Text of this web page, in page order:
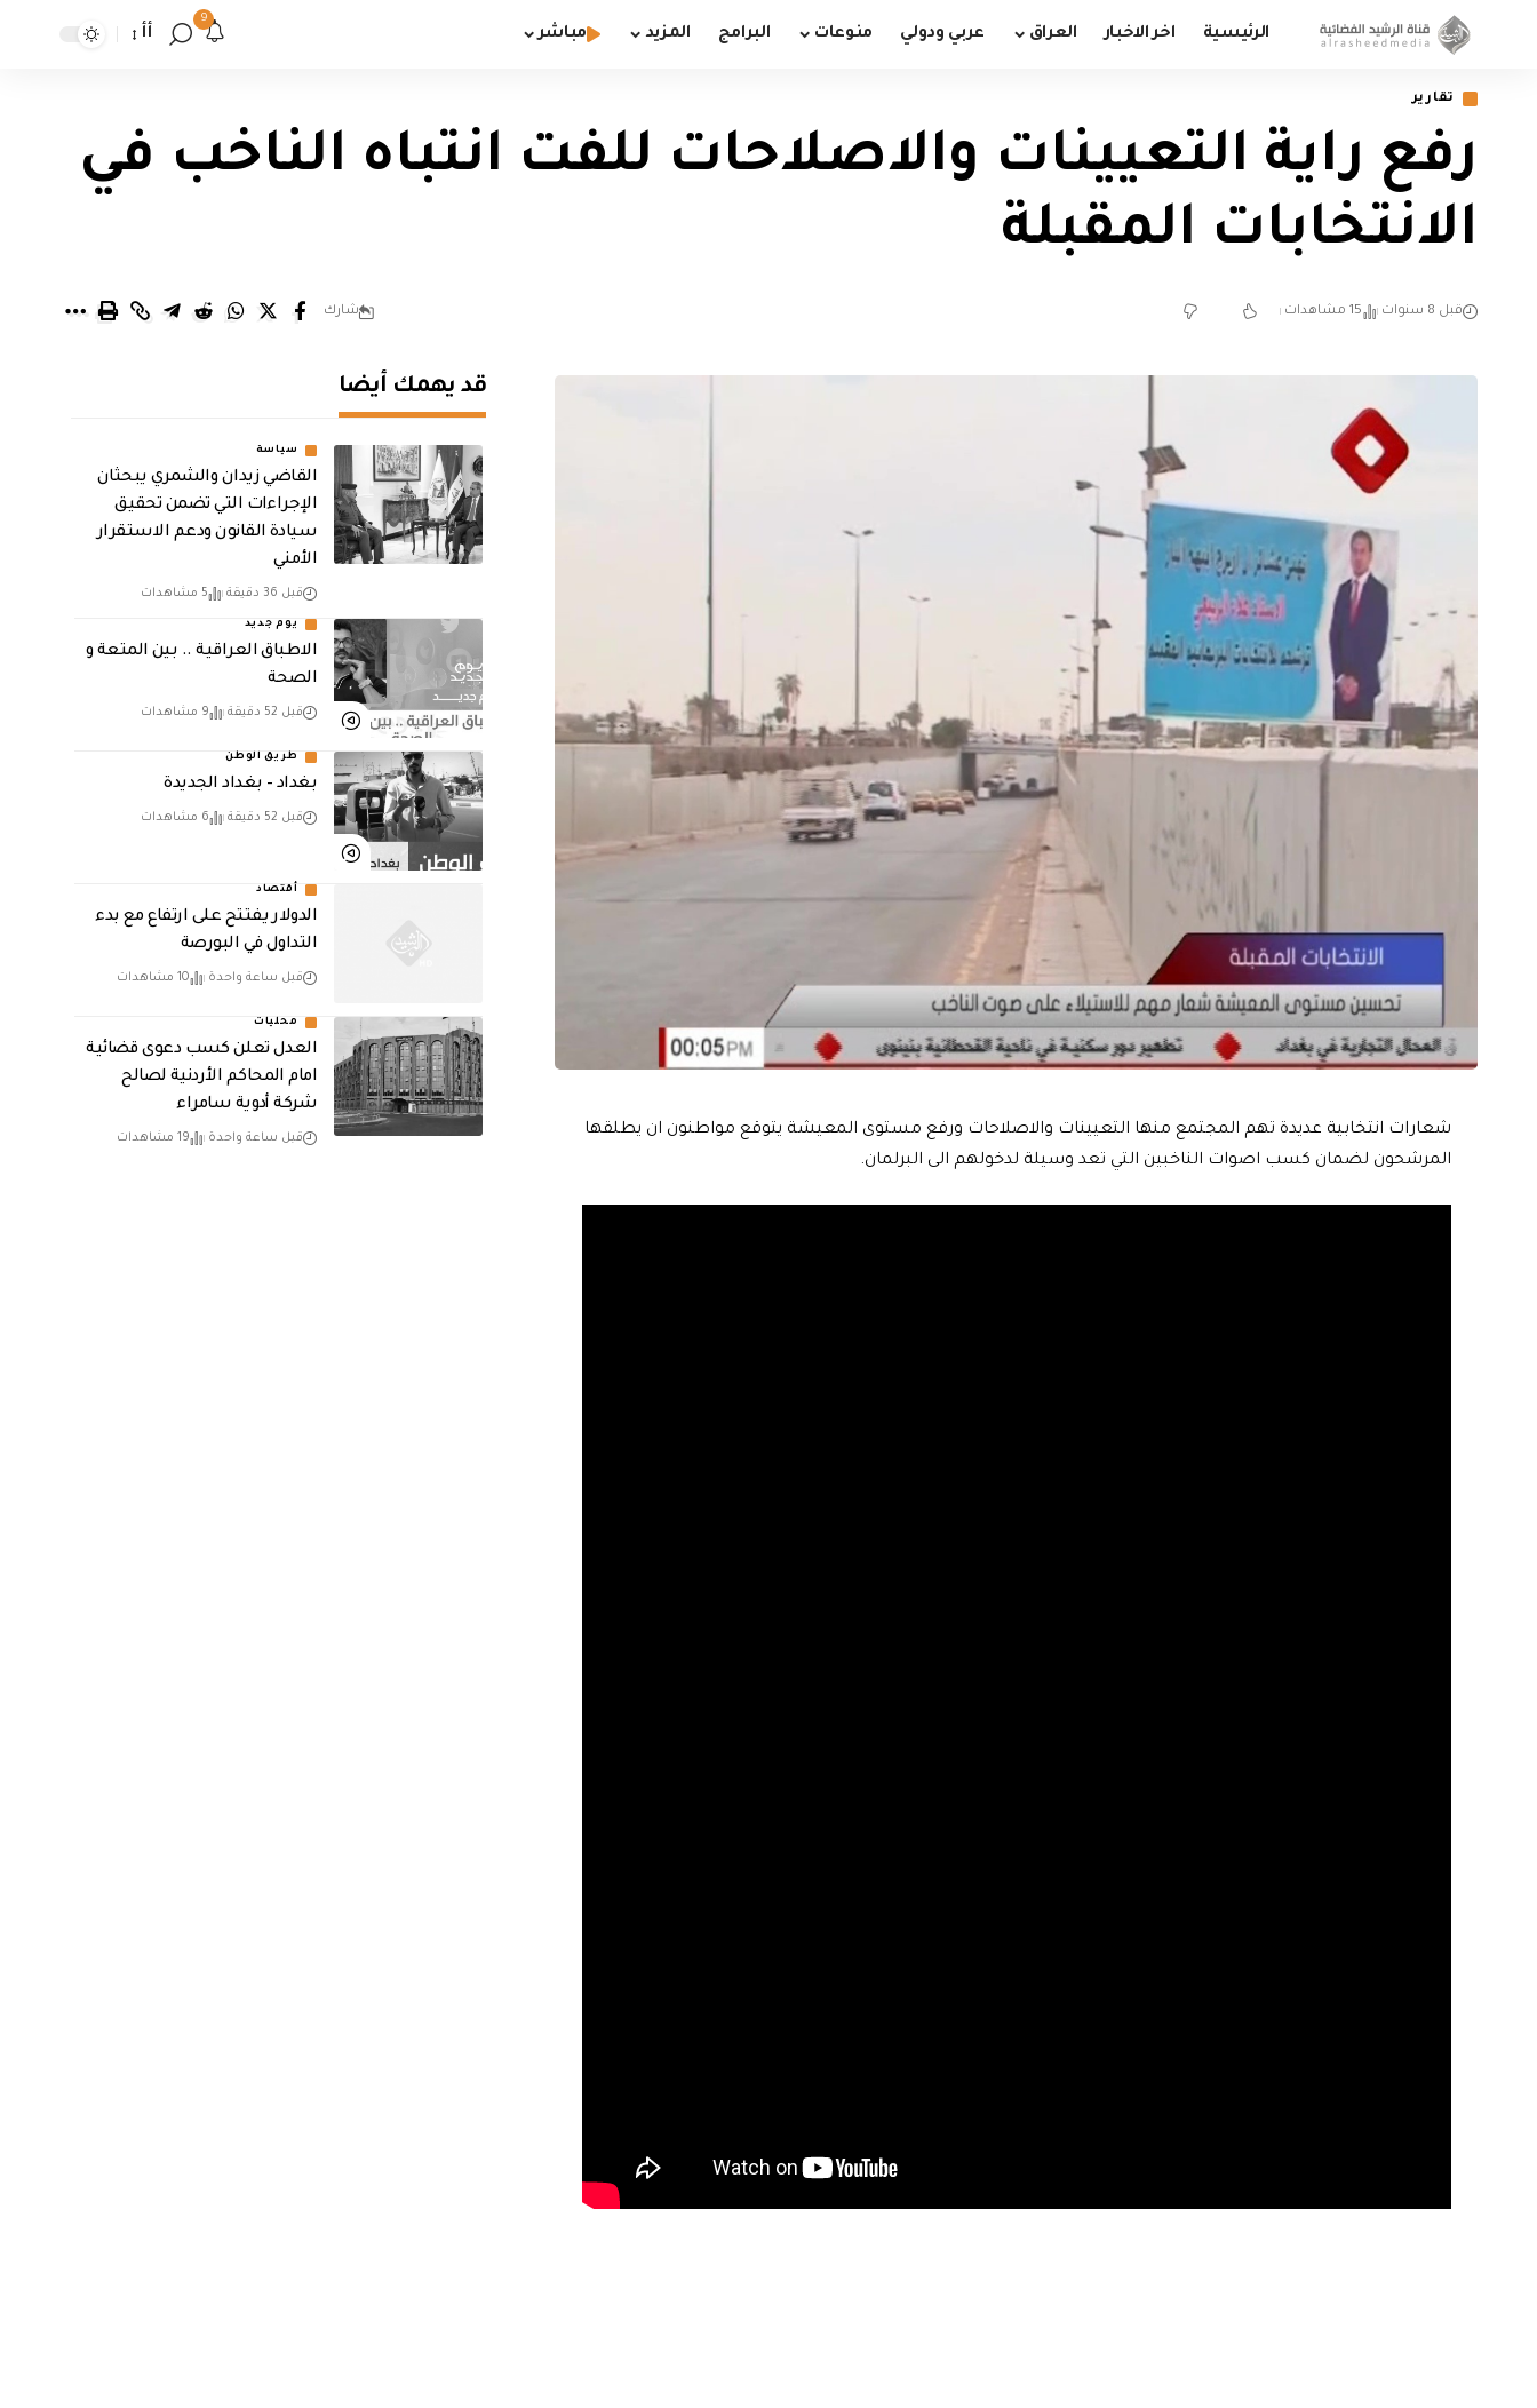
الرئيسية اخر الاخبار العراق عربي ودولي منوعات البرامج المزيد مباشر
9
أأ
تقارير
رفع راية التعيينات والاصلاحات للفت انتباه الناخب في
الانتخابات المقبلة
قبل 8 سنوات 15 مشاهدات شارك
شعارات انتخابية عديدة تهم المجتمع منها التعيينات والاصلاحات ورفع مستوى المعيشة يتوقع مواطنون ان يطلقها
المرشحون لضمان كسب اصوات الناخبين التي تعد وسيلة لدخولهم الى البرلمان.
قد يهمك أيضا
سياسة
القاضي زيدان والشمري يبحثان
الإجراءات التي تضمن تحقيق
سيادة القانون ودعم الاستقرار
الأمني
قبل 36 دقيقة 5 مشاهدات
يوم جديد
الاطباق العراقية .. بين المتعة و
الصحة
قبل 52 دقيقة 9 مشاهدات
طريق الوطن
بغداد – بغداد الجديدة
قبل 52 دقيقة 6 مشاهدات
أقتصاد
الدولار يفتتح على ارتفاع مع بدء
التداول في البورصة
قبل ساعة واحدة 10 مشاهدات
محليات
العدل تعلن كسب دعوى قضائية
امام المحاكم الأردنية لصالح
شركة أدوية سامراء
قبل ساعة واحدة 19 مشاهدات